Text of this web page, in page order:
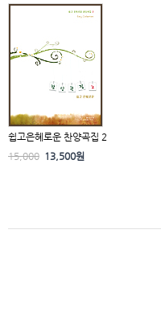
쉽고은혜로운 찬양곡집 2
15,000 13,500원